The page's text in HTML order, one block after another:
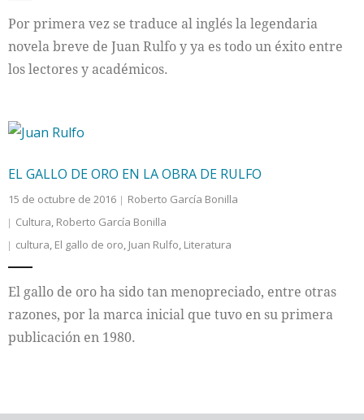
Por primera vez se traduce al inglés la legendaria
novela breve de Juan Rulfo y ya es todo un éxito entre
los lectores y académicos.
EL GALLO DE ORO EN LA OBRA DE RULFO
15 de octubre de 2016
Roberto García Bonilla
Cultura, Roberto García Bonilla
cultura, El gallo de oro, Juan Rulfo, Literatura
El gallo de oro ha sido tan menopreciado, entre otras
razones, por la marca inicial que tuvo en su primera
publicación en 1980.